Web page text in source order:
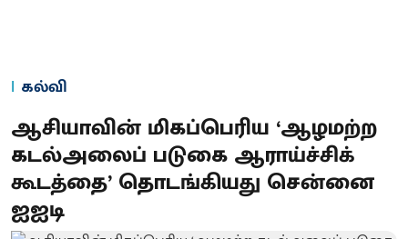
கல்வி
ஆசியாவின் மிகப்பெரிய ‘ஆழமற்ற
கடல்அலைப் படுகை ஆராய்ச்சிக்
கூடத்தை’ தொடங்கியது சென்னை
ஐஐடி